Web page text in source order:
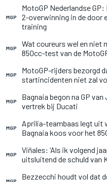
MGP
MotoGP Nederlandse
2-overwinning in de door
training
MGP
Wat coureurs wel en niet
850cc-test van de
MGP
MotoGP-rijders bezorgd
startincidenten niet zal
MGP
Bagnaia begon na GP
vertrek bij Ducati
MGP
Aprilia-teambaas legt uit
Bagnaia koos voor het
MGP
Viñales: ‘Als ik volgend
uitsluitend de schuld van
Bezzecchi houdt vol dat